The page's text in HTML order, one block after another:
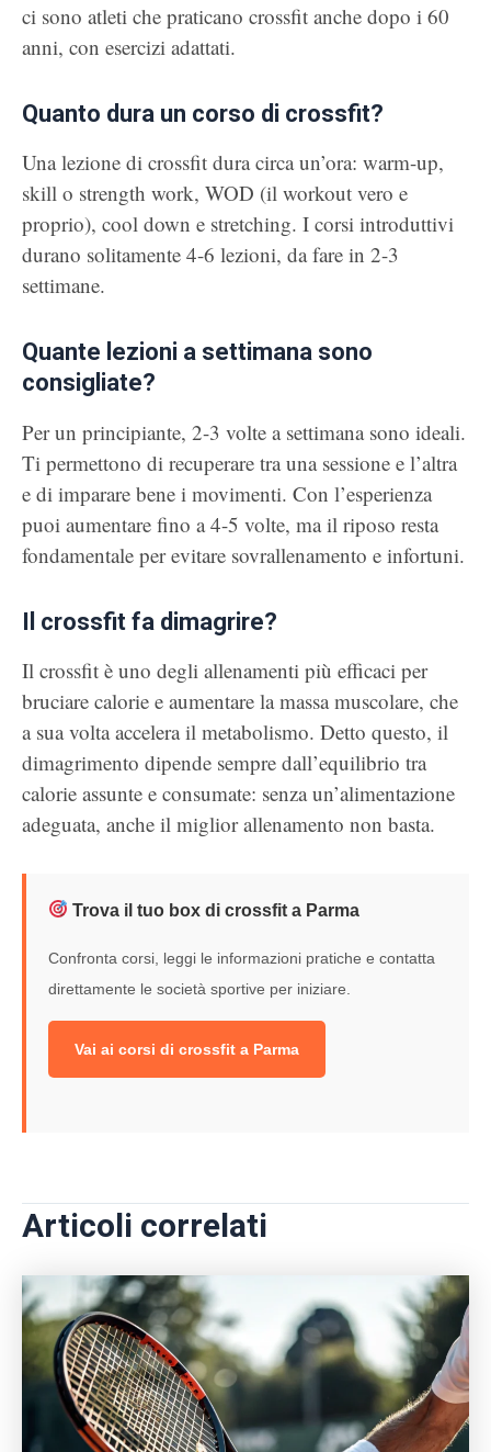
ci sono atleti che praticano crossfit anche dopo i 60
anni, con esercizi adattati.
Quanto dura un corso di crossfit?
Una lezione di crossfit dura circa un’ora: warm-up,
skill o strength work, WOD (il workout vero e
proprio), cool down e stretching. I corsi introduttivi
durano solitamente 4-6 lezioni, da fare in 2-3
settimane.
Quante lezioni a settimana sono
consigliate?
Per un principiante, 2-3 volte a settimana sono ideali.
Ti permettono di recuperare tra una sessione e l’altra
e di imparare bene i movimenti. Con l’esperienza
puoi aumentare fino a 4-5 volte, ma il riposo resta
fondamentale per evitare sovrallenamento e infortuni.
Il crossfit fa dimagrire?
Il crossfit è uno degli allenamenti più efficaci per
bruciare calorie e aumentare la massa muscolare, che
a sua volta accelera il metabolismo. Detto questo, il
dimagrimento dipende sempre dall’equilibrio tra
calorie assunte e consumate: senza un’alimentazione
adeguata, anche il miglior allenamento non basta.
Trova il tuo box di crossfit a Parma
Confronta corsi, leggi le informazioni pratiche e contatta
direttamente le società sportive per iniziare.
Vai ai corsi di crossfit a Parma
Articoli correlati